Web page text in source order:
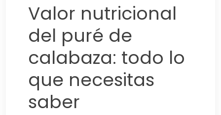
Valor nutricional
del puré de
calabaza: todo lo
que necesitas
saber